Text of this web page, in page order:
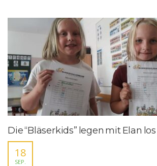
Die “Bläserkids” legen mit Elan los
18
SEP.